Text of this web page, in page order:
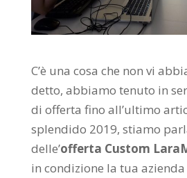
C’è una cosa che non vi
detto, abbiamo tenuto in
di offerta fino all’ultimo
splendido 2019, stiamo
delle’offerta Custom
in condizione la tua azienda